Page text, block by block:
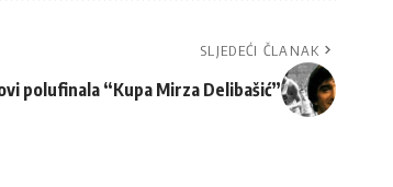
SLJEDEĆI ČLANAK
polufinala “Kupa Mirza Delibašić”